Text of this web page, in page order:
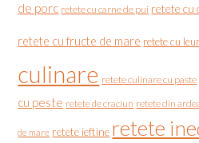
de porc retete cu carne de pui retete cu
retete cu fructe de mare retete cu
culinare retete culinare cu paste
cu peste retete de craciun retete din
de mare retete ieftine retete